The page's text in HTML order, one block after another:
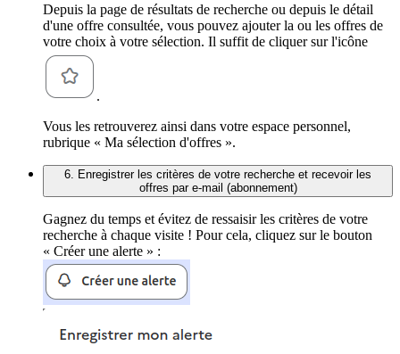
Depuis la page de résultats de recherche ou depuis le détail
d'une offre consultée, vous pouvez ajouter la ou les offres de
votre choix à votre sélection. Il suffit de cliquer sur l'icône
.
Vous les retrouverez ainsi dans votre espace personnel,
rubrique « Ma sélection d'offres ».
6. Enregistrer les critères de votre recherche et recevoir les
offres par e-mail (abonnement)
Gagnez du temps et évitez de ressaisir les critères de votre
recherche à chaque visite ! Pour cela, cliquez sur le bouton
« Créer une alerte » :